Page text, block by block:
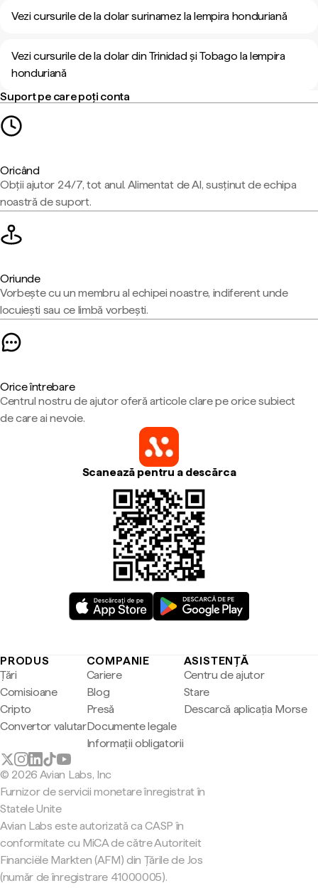
Vezi cursurile de la dolar surinamez la lempira honduriană
Vezi cursurile de la dolar din Trinidad și Tobago la lempira
honduriană
Suport pe care poți conta
Oricând
Obții ajutor 24/7, tot anul. Alimentat de AI, susținut de echipa
noastră de suport.
Oriunde
Vorbește cu un membru al echipei noastre, indiferent unde
locuiești sau ce limbă vorbești.
Orice întrebare
Centrul nostru de ajutor oferă articole clare pe orice subiect
de care ai nevoie.
Scanează pentru a descărca
PRODUS
Țări
Comisioane
Cripto
Convertor valutar
COMPANIE
Cariere
Blog
Presă
Documente legale
Informații obligatorii
ASISTENȚĂ
Centru de ajutor
Stare
Descarcă aplicația Morse
© 2026 Avian Labs, Inc
Furnizor de servicii monetare înregistrat în
Statele Unite
Avian Labs este autorizată ca CASP în
conformitate cu MiCA de către Autoriteit
Financiële Markten (AFM) din Țările de Jos
(număr de înregistrare 41000005).